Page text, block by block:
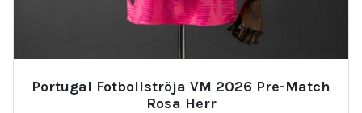
Portugal Fotbollströja VM 2026 Pre-Match
Rosa Herr